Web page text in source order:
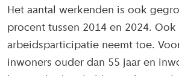
Het aantal werkenden is ook
procent tussen 2014 en 2024. Ook
arbeidsparticipatie neemt toe.
inwoners ouder dan 55 jaar en